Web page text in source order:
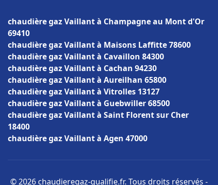
chaudière gaz Vaillant à Champagne au Mont d'Or
69410
chaudière gaz Vaillant à Maisons Laffitte 78600
chaudière gaz Vaillant à Cavaillon 84300
chaudière gaz Vaillant à Cachan 94230
chaudière gaz Vaillant à Aureilhan 65800
chaudière gaz Vaillant à Vitrolles 13127
chaudière gaz Vaillant à Guebwiller 68500
chaudière gaz Vaillant à Saint Florent sur Cher
18400
chaudière gaz Vaillant à Agen 47000
© 2026 chaudieregaz-qualifie.fr. Tous droits réservés -